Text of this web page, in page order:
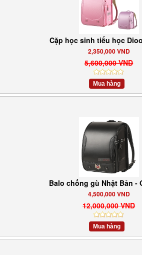
Cặp học sinh tiểu học
2,350,000 VND
5,600,000 VND
Mua hàng
Balo chống gù Nhật Bản -
4,500,000 VND
12,000,000 VND
Mua hàng